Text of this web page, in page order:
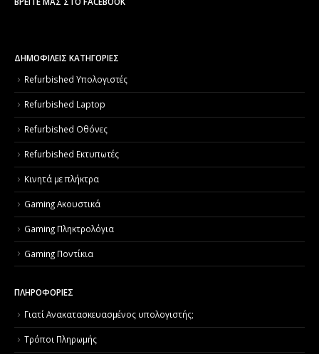
ΔΗΜΟΦΙΛΕΙΣ ΚΑΤΗΓΟΡΙΕΣ
Refurbished Υπολογιστές
Refurbished Laptop
Refurbished Οθόνες
Refurbished Εκτυπωτές
Κινητά με πλήκτρα
Gaming Ακουστικά
Gaming Πληκτρολόγια
Gaming Ποντίκια
ΠΛΗΡΟΦΟΡΙΕΣ
Γιατί Aνακατασκευασμένος υπολογιστής;
Τρόποι Πληρωμής